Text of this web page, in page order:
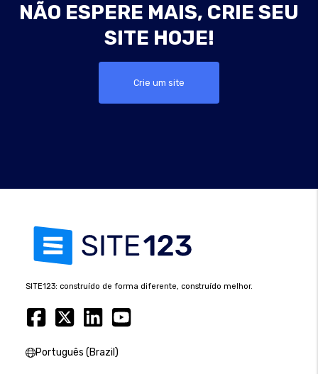
NÃO ESPERE MAIS, CRIE SEU
SITE HOJE!
Crie um site
SITE123: construído de forma diferente, construído melhor.
Português (Brazil)